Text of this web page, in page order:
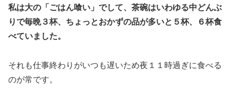
私は大の「ごはん喰い」でして、茶碗はいわゆる中どんぶ
りで毎晩３杯、ちょっとおかずの品が多いと５杯、６杯食
べていました。
それも仕事終わりがいつも遅いため夜１１時過ぎに食べる
のが常です。